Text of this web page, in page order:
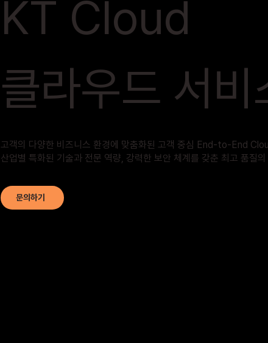
KT Cloud
클라우드 서비
고객의 다양한 비즈니스 환경에 맞춤화된 고객 중심 End-to-End
산업별 특화된 기술과 전문 역량, 강력한 보안 체계를 갖춘 최고 품질
문의하기